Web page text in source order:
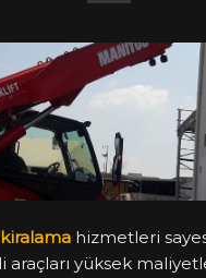
hizmetleri
araçları yüksek